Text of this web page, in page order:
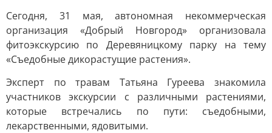
Сегодня, 31 мая, автономная некоммерческая
организация «Добрый Новгород» организовала
фитоэкскурсию по Деревяницкому парку на тему
«Съедобные дикорастущие растения».
Эксперт по травам Татьяна Гуреева знакомила
участников экскурсии с различными растениями,
которые встречались по пути: съедобными,
лекарственными, ядовитыми.